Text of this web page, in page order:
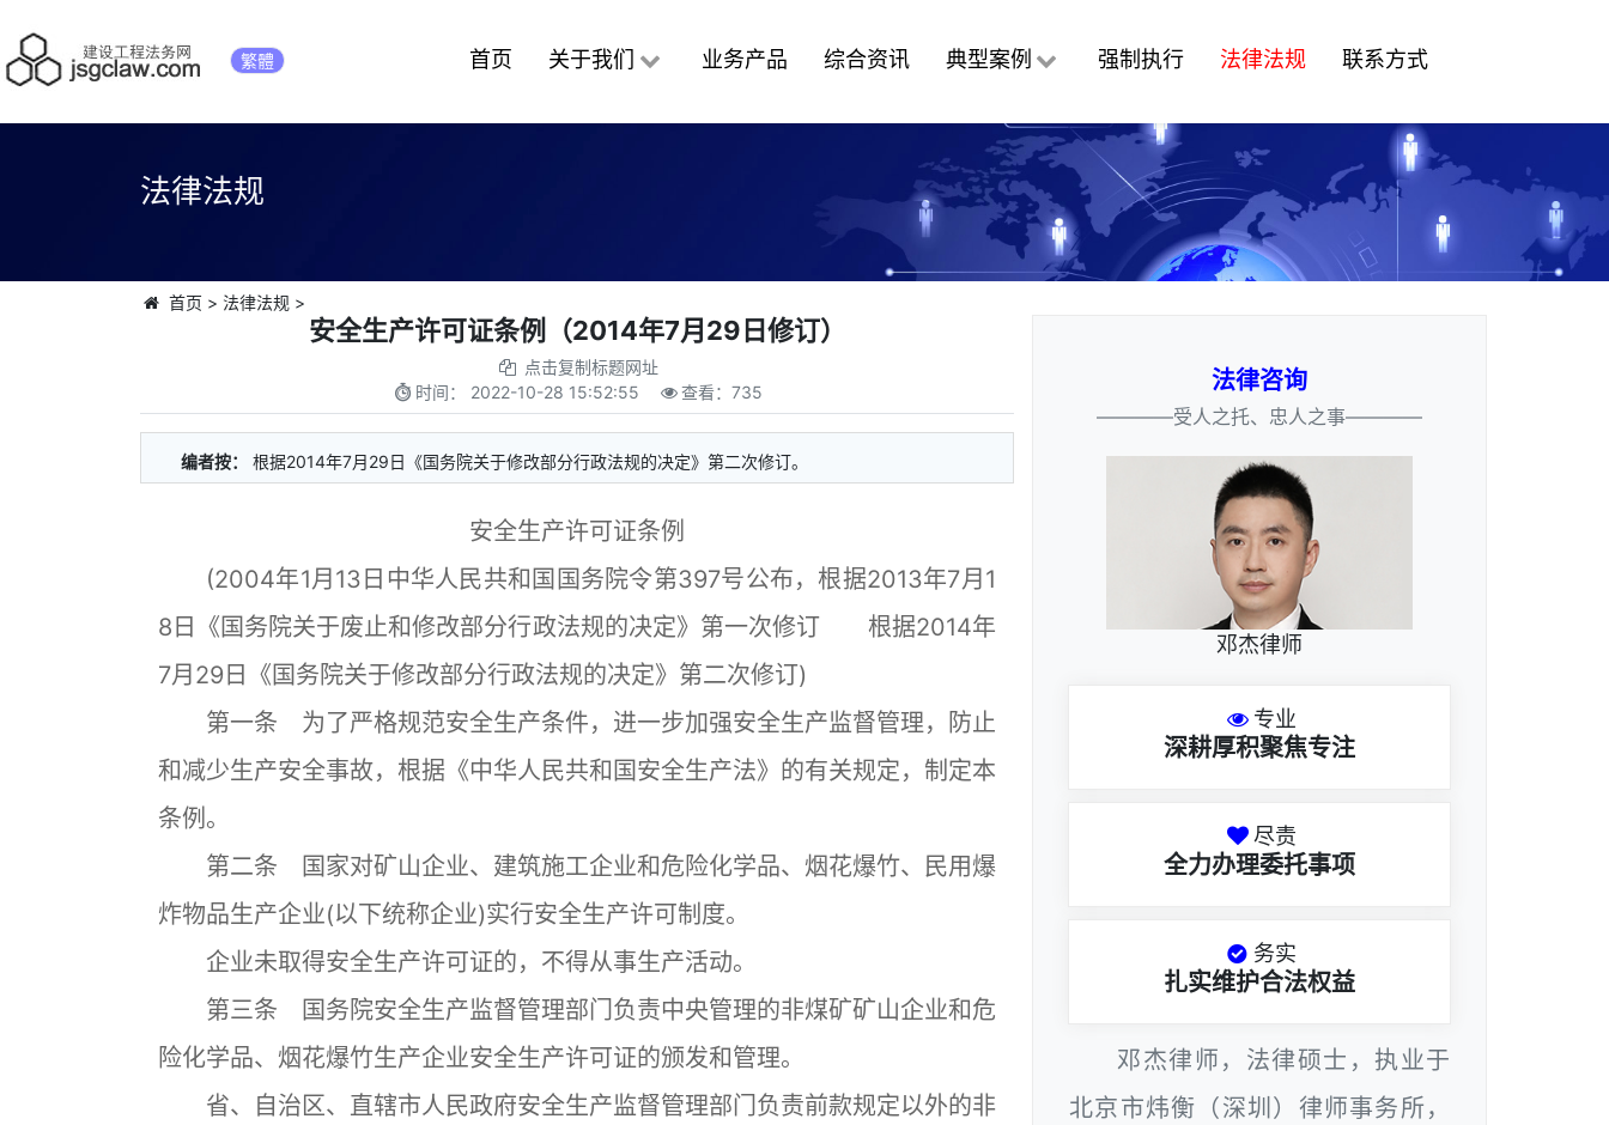
繁體 首页 关于我们 业务产品 综合资讯 典型案例 强制执行 法律法规 联系方式
法律法规
首页 > 法律法规 >
安全生产许可证条例（2014年7月29日修订）
点击复制标题网址
时间： 2022-10-28 15:52:55 查看：735
编者按： 根据2014年7月29日《国务院关于修改部分行政法规的决定》第二次修订。
安全生产许可证条例
(2004年1月13日中华人民共和国国务院令第397号公布，根据2013年7月1
8日《国务院关于废止和修改部分行政法规的决定》第一次修订 根据2014年
7月29日《国务院关于修改部分行政法规的决定》第二次修订)
第一条 为了严格规范安全生产条件，进一步加强安全生产监督管理，防止
和减少生产安全事故，根据《中华人民共和国安全生产法》的有关规定，制定本
条例。
第二条 国家对矿山企业、建筑施工企业和危险化学品、烟花爆竹、民用爆
炸物品生产企业(以下统称企业)实行安全生产许可制度。
企业未取得安全生产许可证的，不得从事生产活动。
第三条 国务院安全生产监督管理部门负责中央管理的非煤矿矿山企业和危
险化学品、烟花爆竹生产企业安全生产许可证的颁发和管理。
省、自治区、直辖市人民政府安全生产监督管理部门负责前款规定以外的非
法律咨询
————受人之托、忠人之事————
邓杰律师
专业
深耕厚积聚焦专注
尽责
全力办理委托事项
务实
扎实维护合法权益
邓杰律师，法律硕士，执业于
北京市炜衡（深圳）律师事务所，